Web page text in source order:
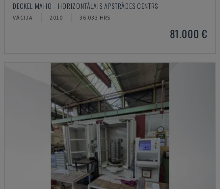
DECKEL MAHO - HORIZONTĀLAIS APSTRĀDES CENTRS
VĀCIJA 2010 36.033 HRS
81.000 €